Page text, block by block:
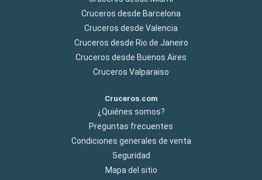
Cruceros desde Barcelona
Cruceros desde Valencia
Cruceros desde Rio de Janeiro
Cruceros desde Buenos Aires
Cruceros Valparaiso
Cruceros.com
¿Quiénes somos?
Preguntas frecuentes
Condiciones generales de venta
Seguridad
Mapa del sitio